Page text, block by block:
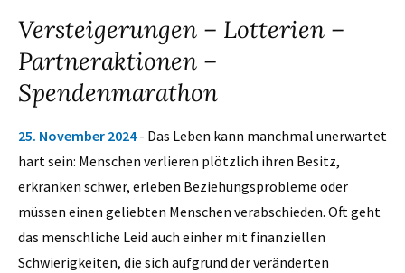
Versteigerungen – Lotterien –
Partneraktionen –
Spendenmarathon
25. November 2024- Das Leben kann manchmal unerwartet
hart sein: Menschen verlieren plötzlich ihren Besitz,
erkranken schwer, erleben Beziehungsprobleme oder
müssen einen geliebten Menschen verabschieden. Oft geht
das menschliche Leid auch einher mit finanziellen
Schwierigkeiten, die sich aufgrund der veränderten